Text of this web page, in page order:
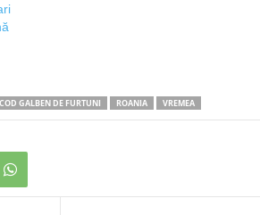
COD GALBEN DE FURTUNI ROANIA VREMEA